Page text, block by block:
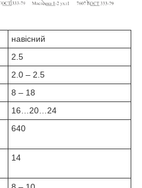
навісний
2.5
2.0 ‒ 2.5
8 ‒ 18
16…20…24
640
14